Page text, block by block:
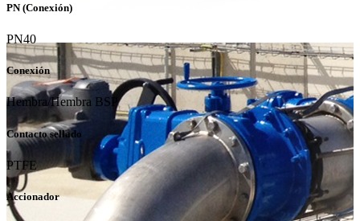
PN (Conexión)
PN40
Conexión
Hembra/Hembra BSP
Contacto sellado
PTFE
Accionador